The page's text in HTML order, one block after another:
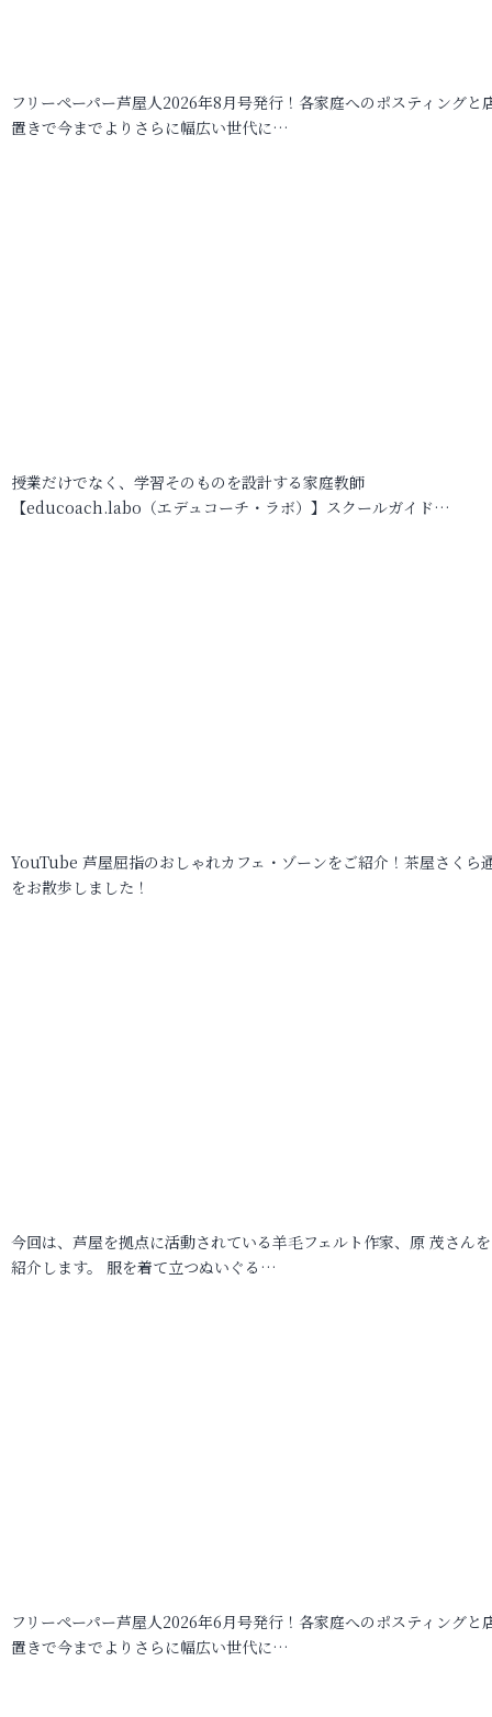
フリーペーパー芦屋人2026年8月号発行！各家庭へのポスティングと
置きで今までよりさらに幅広い世代に…
授業だけでなく、学習そのものを設計する家庭教師
【educoach.labo（エデュコーチ・ラボ）】スクールガイド…
YouTube 芦屋屈指のおしゃれカフェ・ゾーンをご紹介！茶屋さくら
をお散歩しました！
今回は、芦屋を拠点に活動されている羊毛フェルト作家、原 茂さん
紹介します。 服を着て立つぬいぐる…
フリーペーパー芦屋人2026年6月号発行！各家庭へのポスティングと
置きで今までよりさらに幅広い世代に…